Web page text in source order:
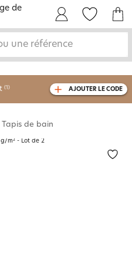
une référence
AJOUTER LE CODE
Tapis de bain